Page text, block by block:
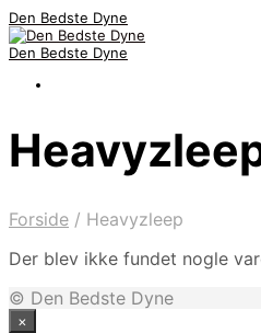
Den Bedste Dyne
Den Bedste Dyne
Forside / Heavyzleep
Der blev ikke fundet nogle
© Den Bedste Dyne
×